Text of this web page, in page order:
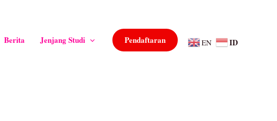
Berita Jenjang Studi Pendaftaran EN ID